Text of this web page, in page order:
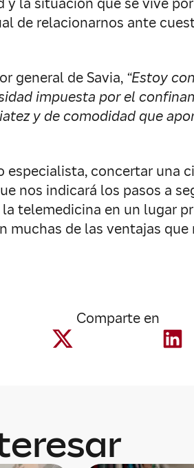
de relacionarnos ante
general de Savia, “Estoy
impuesta por el
y de comodidad que
concertar una
nos indicará los pasos a
telemedicina en un lugar
muchas de las ventajas
Comparte en